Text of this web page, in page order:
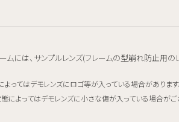
ムには、サンプルレンズ(フレームの型崩れ防止用の
よってはデモレンズにロゴ等が入っている場合があります
によってはデモレンズに小さな傷が入っている場合がご